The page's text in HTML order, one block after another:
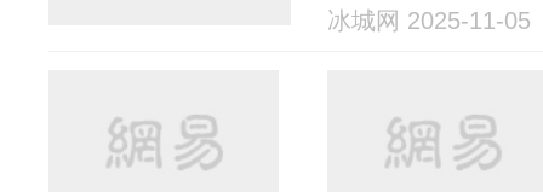
冰城网 2025-11-05